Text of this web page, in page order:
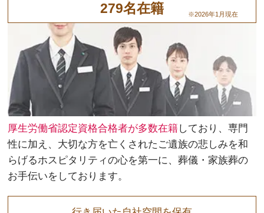
279名在籍 ※2026年1月現在
厚生労働省認定資格合格者が多数在籍しており、専門
性に加え、大切な方を亡くされたご遺族の悲しみを和
らげるホスピタリティの心を第一に、葬儀・家族葬の
お手伝いをしております。